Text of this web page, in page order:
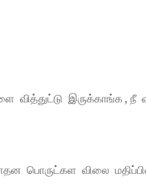
இருக்காங்க , நீ
பொருட்கள விலை